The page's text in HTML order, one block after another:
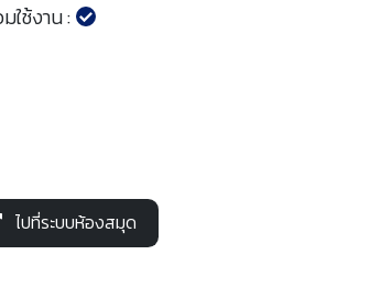
ใช้งาน :
ไปที่ระบบห้องสมุด